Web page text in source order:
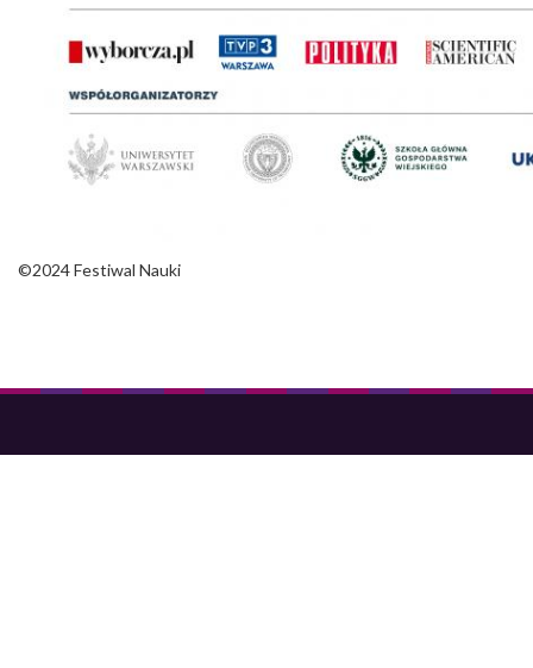
©2024 Festiwal Nauki